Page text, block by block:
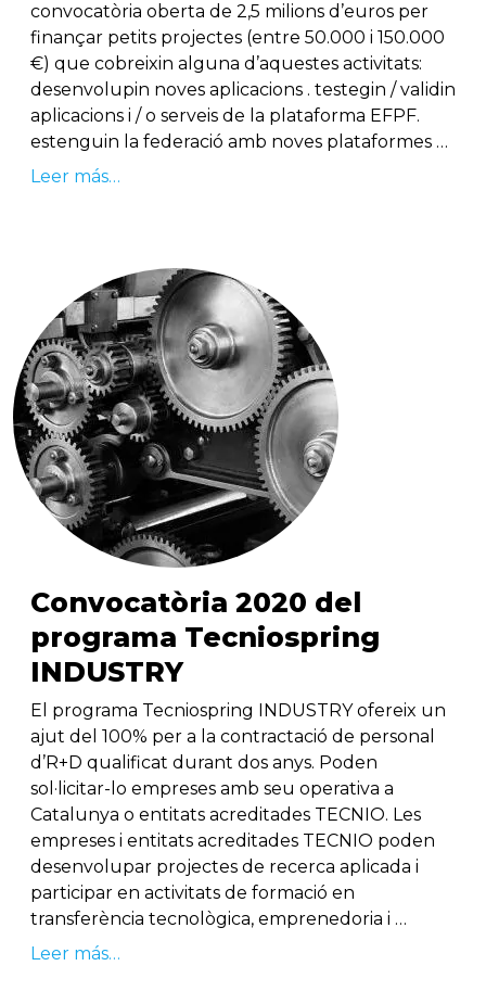
convocatòria oberta de 2,5 milions d’euros per
finançar petits projectes (entre 50.000 i 150.000
€) que cobreixin alguna d’aquestes activitats:
desenvolupin noves aplicacions . testegin / validin
aplicacions i / o serveis de la plataforma EFPF.
estenguin la federació amb noves plataformes …
Leer más…
Convocatòria 2020 del
programa Tecniospring
INDUSTRY
El programa Tecniospring INDUSTRY ofereix un
ajut del 100% per a la contractació de personal
d’R+D qualificat durant dos anys. Poden
sol·licitar-lo empreses amb seu operativa a
Catalunya o entitats acreditades TECNIO. Les
empreses i entitats acreditades TECNIO poden
desenvolupar projectes de recerca aplicada i
participar en activitats de formació en
transferència tecnològica, emprenedoria i …
Leer más…